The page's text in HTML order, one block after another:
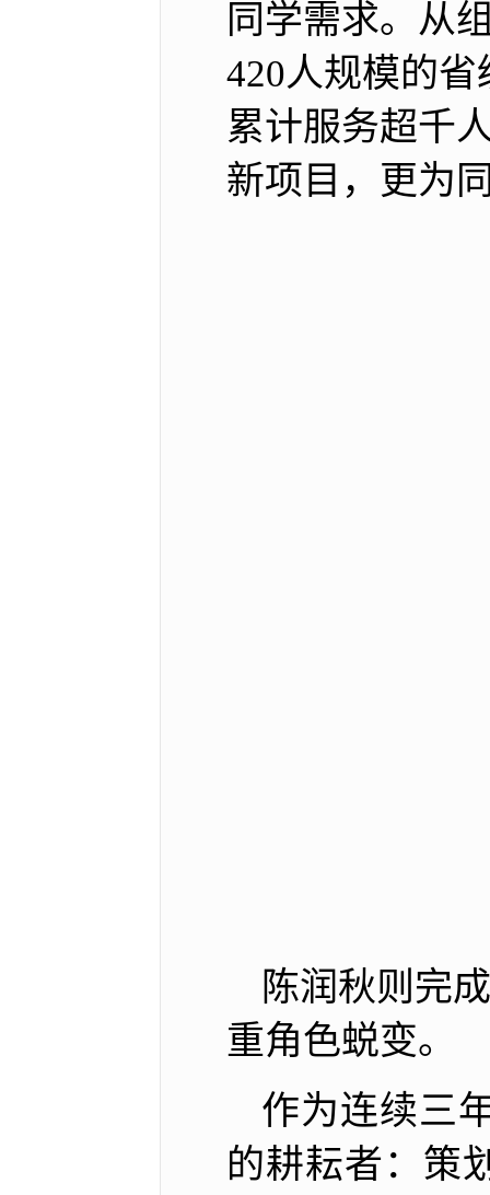
同学需求。从
420人规模的
累计服务超千
新项目，更为
陈润秋则完
重角色蜕变。
作为连续三
的耕耘者：策